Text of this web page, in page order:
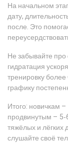
На начальном
дату,
после. Это
Не забывайте про
гидратация
тренировку
графику
Итого: новичкам
продвинутым –
тяжёлых и
слушайте своё